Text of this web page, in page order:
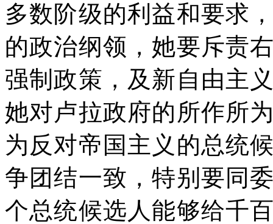
多数阶级的利益和要求
的政治纲领，她要斥责
强制政策，及新自由主
她对卢拉政府的所作所
为反对帝国主义的总统
争团结一致，特别要同
个总统候选人能够给千